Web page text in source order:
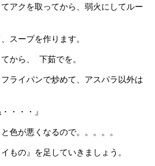
アクを取ってから、弱火にしてルー
スープを作ります。
から、 下茹でを。
ライパンで炒めて、アスパラ以外は
・・・』
色が悪くなるので。。。。。
もの』を足していきましょう。